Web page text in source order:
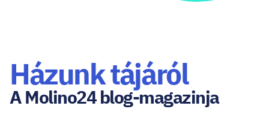
Házunk tájáról
A Molino24 blog-magazinja